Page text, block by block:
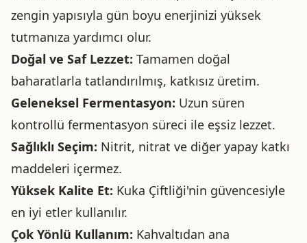
zengin yapısıyla gün boyu enerjinizi yüksek
tutmanıza yardımcı olur.
Doğal ve Saf Lezzet: Tamamen doğal
baharatlarla tatlandırılmış, katkısız üretim.
Geleneksel Fermentasyon: Uzun süren
kontrollü fermentasyon süreci ile eşsiz lezzet.
Sağlıklı Seçim: Nitrit, nitrat ve diğer yapay katkı
maddeleri içermez.
Yüksek Kalite Et: Kuka Çiftliği'nin güvencesiyle
en iyi etler kullanılır.
Çok Yönlü Kullanım: Kahvaltıdan ana